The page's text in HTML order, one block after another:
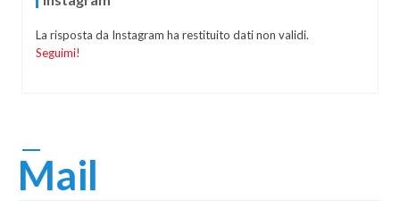
Articoli
La risposta da Instagram ha restituito dati non validi.
Seguimi!
Mail